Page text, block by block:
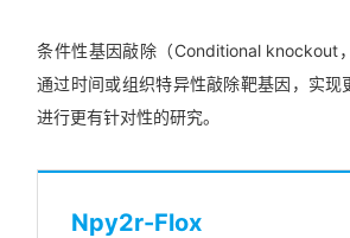
条件性基因敲除（Conditional knockout
通过时间或组织特异性敲除靶基因，实现
进行更有针对性的研究。
Npy2r-Flox